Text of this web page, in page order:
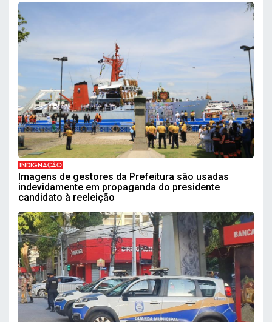
INDIGNAÇÃO
Imagens de gestores da Prefeitura são usadas
indevidamente em propaganda do presidente
candidato à reeleição